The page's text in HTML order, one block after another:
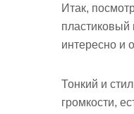
Итак,
пластиковый
интересно и
Тонкий и
громкости,